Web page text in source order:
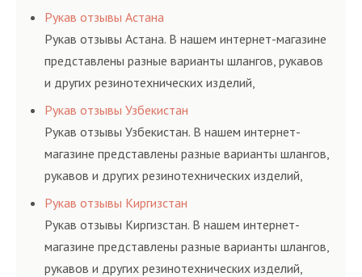
соответствующих ГОСТам, техническим условиям
и нормативам.
Рукав отзывы Астана
Рукав отзывы Астана. В нашем интернет-магазине
представлены разные варианты шлангов, рукавов
и других резинотехнических изделий,
соответствующих ГОСТам, техническим условиям
и нормативам.
Рукав отзывы Узбекистан
Рукав отзывы Узбекистан. В нашем интернет-
магазине представлены разные варианты шлангов,
рукавов и других резинотехнических изделий,
соответствующих ГОСТам, техническим условиям
и нормативам.
Рукав отзывы Киргизстан
Рукав отзывы Киргизстан. В нашем интернет-
магазине представлены разные варианты шлангов,
рукавов и других резинотехнических изделий,